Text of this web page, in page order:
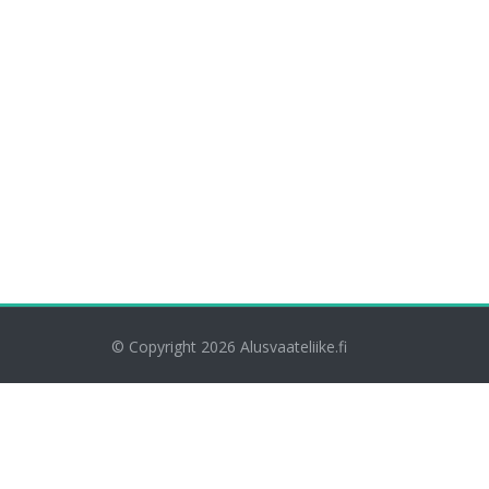
© Copyright 2026 Alusvaateliike.fi